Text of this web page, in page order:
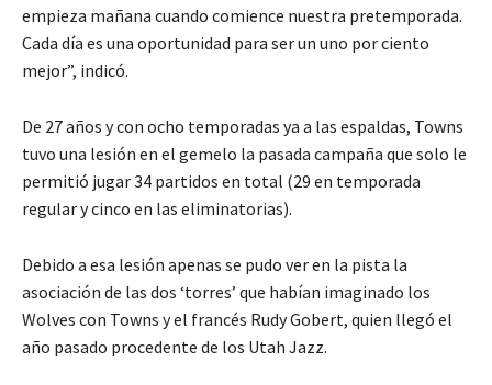
empieza mañana cuando comience nuestra pretemporada.
Cada día es una oportunidad para ser un uno por ciento
mejor”, indicó.
De 27 años y con ocho temporadas ya a las espaldas, Towns
tuvo una lesión en el gemelo la pasada campaña que solo le
permitió jugar 34 partidos en total (29 en temporada
regular y cinco en las eliminatorias).
Debido a esa lesión apenas se pudo ver en la pista la
asociación de las dos ‘torres’ que habían imaginado los
Wolves con Towns y el francés Rudy Gobert, quien llegó el
año pasado procedente de los Utah Jazz.